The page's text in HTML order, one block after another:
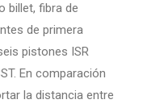
billet, fibra de
de primera
pistones ISR
En comparación
la distancia entre